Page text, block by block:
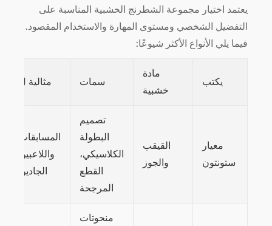
يعتمد اختيار مجموعة الشطرنج الخشبية المناسبة على
التفضيل الشخصي ومستوى المهارة والاستخدام المقصود.
فيما يلي الأنواع الأكثر شيوعًا:
يكتب
مادة
خشبية
سمات مثالية ل
معيار
ستونتون
القيقب
والجوز
تصميم
البطولة
الكلاسيكي،
القطع
المرجحة
المسابقات
واللاعبين
الجادين
منحوتات